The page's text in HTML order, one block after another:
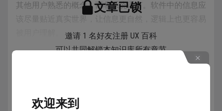
文章已锁
邀请 1 名好友注册 UX 百科
可以共同解锁本知识库所有章节
其他用户熟悉的概念，而非系统语言。软件中的信息应
该尽量贴近真实世界，让信息更自然，逻辑上也更容易
详情
欢迎来到